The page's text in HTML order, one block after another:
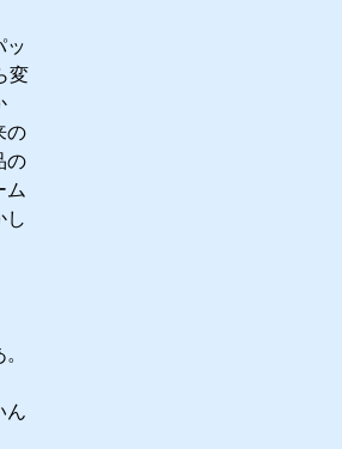
ッ
変
の
の
ム
し
ん